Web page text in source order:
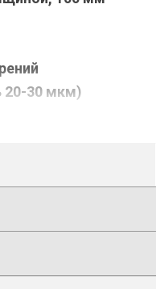
20-30 мкм)
цену Вы не